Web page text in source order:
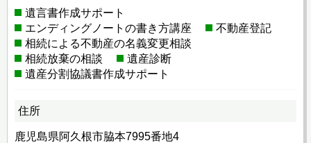
遺言書作成サポート
エンディングノートの書き方講座
不動産登記
相続による不動産の名義変更相談
相続放棄の相談
遺産診断
遺産分割協議書作成サポート
住所
鹿児島県阿久根市脇本7995番地4